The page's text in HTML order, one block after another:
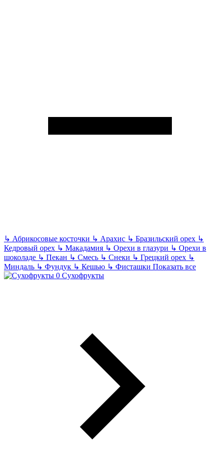
↳ Абрикосовые косточки ↳ Арахис ↳ Бразильский орех ↳
Кедровый орех ↳ Макадамия ↳ Орехи в глазури ↳ Орехи в
шоколаде ↳ Пекан ↳ Смесь ↳ Снеки ↳ Грецкий орех ↳
Миндаль ↳ Фундук ↳ Кешью ↳ Фисташки Показать все
Сухофрукты